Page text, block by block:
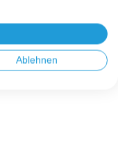
Ablehnen